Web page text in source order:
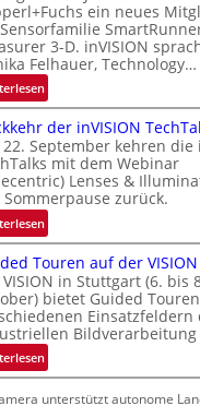
u
n
d
R
a
u
m
f
a
h
r
t
e
c
h
n
i
k
o
n
e
r
s
c
h
t
z
w
i
s
c
h
e
n
4
K
M
ein neues
3-D. inVISION
Felhauer, Technology…
:
U
n
b
e
g
r
e
z
t
e
M
ö
g
l
der inVISION
September kehren die
mit dem Webinar
Lenses &
zurück.
:
R
ü
c
k
k
e
h
d
Touren auf der
VISION in Stuttgart (6. bis
bietet Guided
Einsatzfeldern
Bildverarbeitung
:
G
uunterstützt autonome